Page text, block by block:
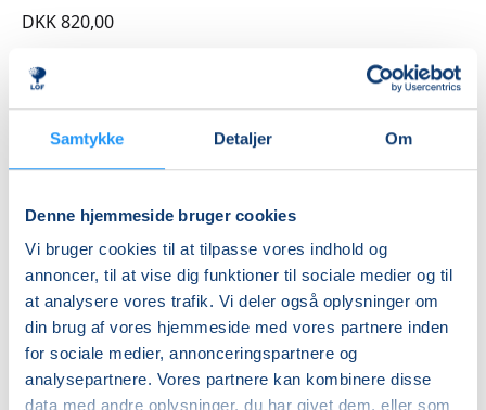
Samtykke Detaljer Om
Denne hjemmeside bruger cookies
Vi bruger cookies til at tilpasse vores indhold og
annoncer, til at vise dig funktioner til sociale medier og til
at analysere vores trafik. Vi deler også oplysninger om
din brug af vores hjemmeside med vores partnere inden
for sociale medier, annonceringspartnere og
analysepartnere. Vores partnere kan kombinere disse
data med andre oplysninger, du har givet dem, eller som
DKK 820,00
Info
lørdag 31.10.2026, kl. 10.00 - 15.00
Sidste mødegang
lørdag 21.11.2026, kl. 10.00 - 15.00
Antal mødegange
2mødegange
Adresse